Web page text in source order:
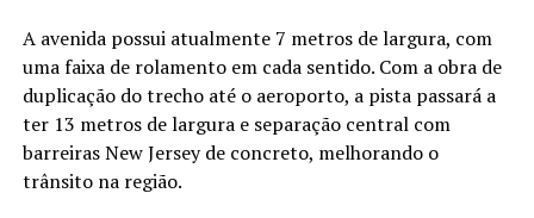
A avenida possui atualmente 7 metros de largura, com
uma faixa de rolamento em cada sentido. Com a obra de
duplicação do trecho até o aeroporto, a pista passará a
ter 13 metros de largura e separação central com
barreiras New Jersey de concreto, melhorando o
trânsito na região.